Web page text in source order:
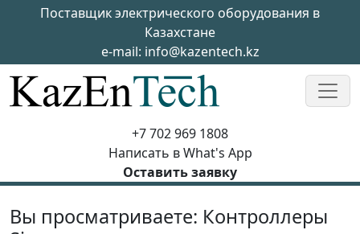
Skip to main content
Поставщик электрического оборудования в
Казахстане
e-mail: info@kazentech.kz
+7 702 969 1808
Написать в What's App
Оставить заявку
Вы просматриваете: Контроллеры